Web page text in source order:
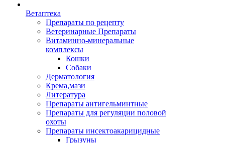
Ветаптека
Препараты по рецепту
Ветеринарные Препараты
Витаминно-минеральные
комплексы
Кошки
Собаки
Дерматология
Крема,мази
Литература
Препараты антигельминтные
Препараты для регуляции половой
охоты
Препараты инсектоакарицидные
Грызуны